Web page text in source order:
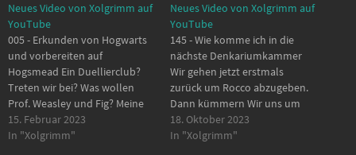
Neues Video von Xolgrimm auf
YouTube
005 - Erkunden von Hogwarts
und vorbereiten auf
Hogsmead Ein Duellierclub?
Treten wir bei? Was wollen
Prof. Weasley und Fig? Meine
Empfehlung, wenn Ihr es
selbst Spielen wollt. Schaut
15. Februar 2023
In "Xolgrimm"
Neues Video von Xolgrimm auf
YouTube
145 - Wie komme ich in die
nächste Denkariumkammer
Wir gehen jetzt erstmals
zurück um Rocco abzugeben.
Dann kümmern Wir uns um
die nächste Hauptqueste.
00:00 - Start 01:04 -
18. Oktober 2023
In "Xolgrimm"